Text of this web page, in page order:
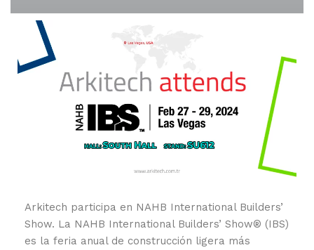
Arkitech participa en NAHB International Builders’
Show. La NAHB International Builders’ Show® (IBS)
es la feria anual de construcción ligera más